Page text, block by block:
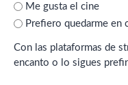
Me gusta el cine
Prefiero quedarme en
Con las plataformas de streaming, ¿ha
encanto o lo sigues